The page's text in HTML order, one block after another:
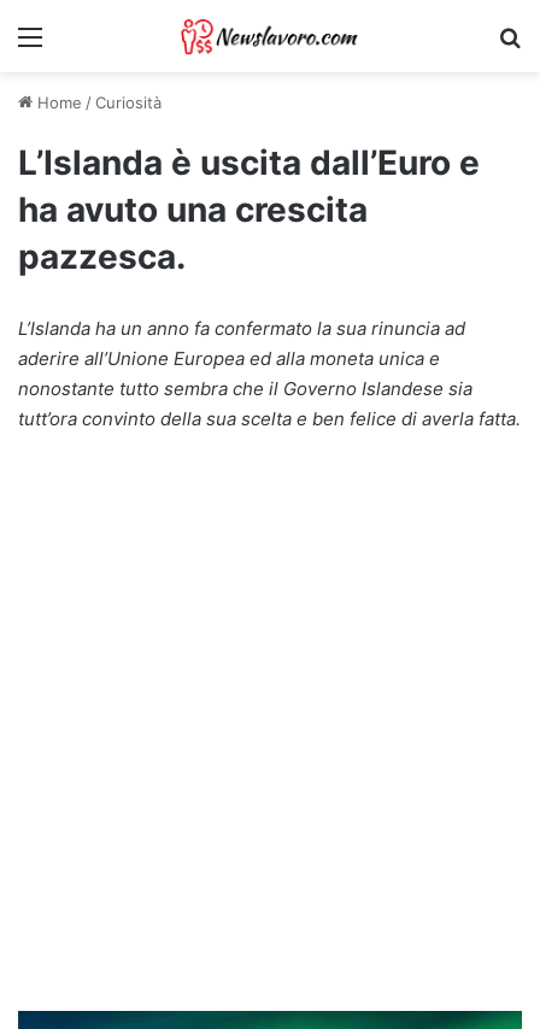
Menu
Home /Curiosità
L’Islanda è uscita dall’Euro e
ha avuto una crescita
pazzesca.
L’Islanda ha un anno fa confermato la sua rinuncia ad
aderire all’Unione Europea ed alla moneta unica e
nonostante tutto sembra che il Governo Islandese sia
tutt’ora convinto della sua scelta e ben felice di averla fatta.